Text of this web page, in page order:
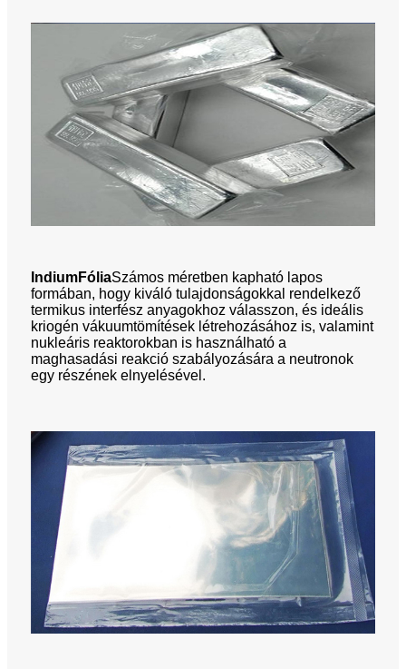
IndiumFóliaSzámos méretben kapható lapos
formában, hogy kiváló tulajdonságokkal rendelkező
termikus interfész anyagokhoz válasszon, és ideális
kriogén vákuumtömítések létrehozásához is, valamint
nukleáris reaktorokban is használható a
maghasadási reakció szabályozására a neutronok
egy részének elnyelésével.